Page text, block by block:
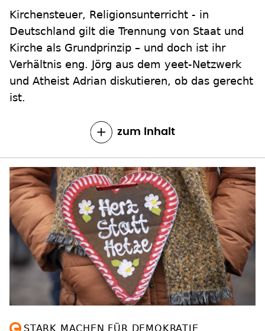
Kirchensteuer, Religionsunterricht - in
Deutschland gilt die Trennung von Staat und
Kirche als Grundprinzip – und doch ist ihr
Verhältnis eng. Jörg aus dem yeet-Netzwerk
und Atheist Adrian diskutieren, ob das gerecht
ist.
zum Inhalt
STARK MACHEN FÜR DEMOKRATIE